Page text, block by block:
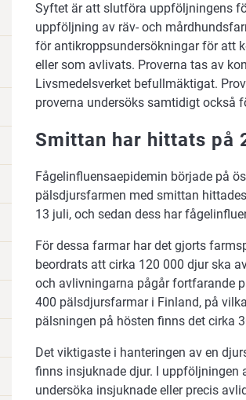
Syftet är att slutföra uppföljningens
uppföljning av räv- och
för antikroppsundersökningar för att
eller som avlivats. Proverna tas av
Livsmedelsverket befullmäktigat.
proverna undersöks samtidigt också
Smittan har hittats på
Fågelinfluensaepidemin började på
pälsdjursfarmen med smittan
13 juli, och sedan dess har
För dessa farmar har det gjorts
beordrats att cirka 120 000 djur ska
och avlivningarna pågår fortfarande
400 pälsdjursfarmar i Finland, på
pälsningen på hösten finns det cirka
Det viktigaste i hanteringen av en
finns insjuknade djur. I
undersöka insjuknade eller precis